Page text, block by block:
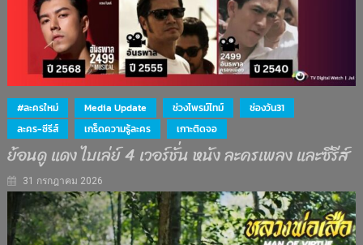
#ละครใหม่ Media Update ช่วงไพรม์ไทม์
ช่องวัน31
ละคร-ซีรีส์
เกร็ดความรู้ละคร เกาะติดจอ
ย้อนดู แดง ไบเล่ย์ 4 เวอร์ชั่น หนัง ละครเพลง และซีรีส์
31 กรกฎาคม 2026